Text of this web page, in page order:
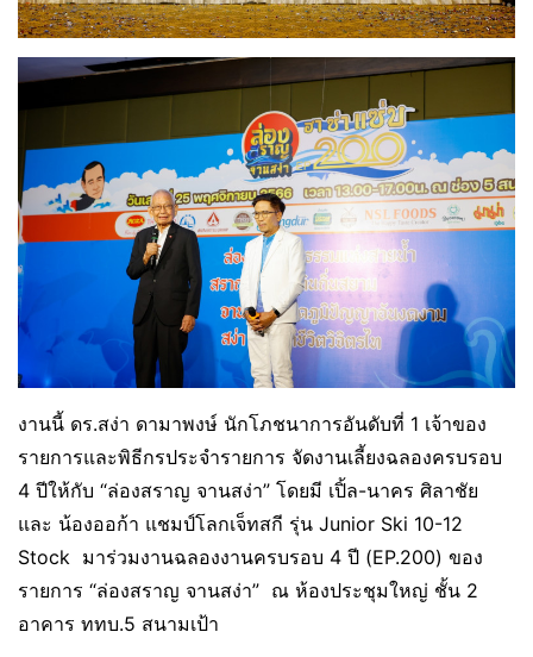
งานนี้ ดร.สง่า ดามาพงษ์ นักโภชนาการอันดับที่ 1 เจ้าของ
รายการและพิธีกรประจำรายการ จัดงานเลี้ยงฉลองครบรอบ
4 ปีให้กับ “ล่องสราญ จานสง่า” โดยมี เปิ้ล-นาคร ศิลาชัย
และ น้องออก้า แชมป์โลกเจ็ทสกี รุ่น Junior Ski 10-12
Stock มาร่วมงานฉลองงานครบรอบ 4 ปี (EP.200) ของ
รายการ “ล่องสราญ จานสง่า” ณ ห้องประชุมใหญ่ ชั้น 2
อาคาร ททบ.5 สนามเป้า